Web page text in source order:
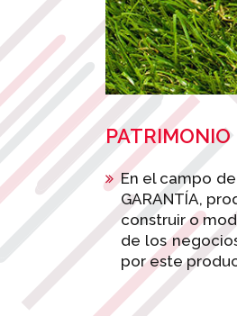
PATRIMONIO
En el campo
GARANTÍA,
construir o
de los
por este